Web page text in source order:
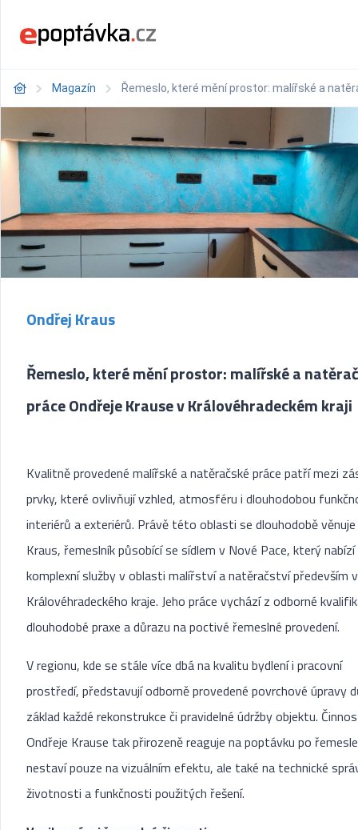
Magazín Řemeslo, které mění prostor: malířské a
Ondřej Kraus
Řemeslo, které mění prostor: malířské a
práce Ondřeje Krause v Královéhradeckém kraji
Kvalitně provedené malířské a natěračské práce patří mezi
prvky, které ovlivňují vzhled, atmosféru i dlouhodobou
interiérů a exteriérů. Právě této oblasti se dlouhodobě
Kraus, řemeslník působící se sídlem v Nové Pace, který nabízí
komplexní služby v oblasti malířství a natěračství především
Královéhradeckého kraje. Jeho práce vychází z odborné
dlouhodobé praxe a důrazu na poctivé řemeslné provedení.
V regionu, kde se stále více dbá na kvalitu bydlení i pracovní
prostředí, představují odborně provedené povrchové úpravy
základ každé rekonstrukce či pravidelné údržby objektu.
Ondřeje Krause tak přirozeně reaguje na poptávku po
nestaví pouze na vizuálním efektu, ale také na technické
životnosti a funkčnosti použitých řešení.